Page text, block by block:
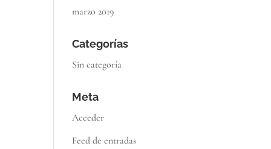
marzo 2019
Categorías
Sin categoría
Meta
Acceder
Feed de entradas